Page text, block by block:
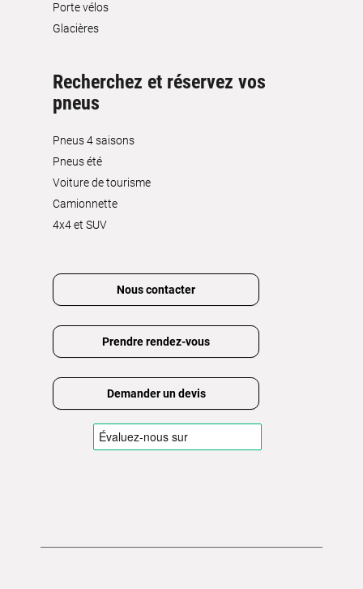
Porte vélos
Glacières
Recherchez et réservez vos
pneus
Pneus 4 saisons
Pneus été
Voiture de tourisme
Camionnette
4x4 et SUV
Nous contacter
Prendre rendez-vous
Demander un devis